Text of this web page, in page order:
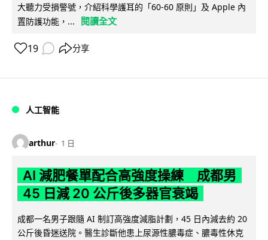
大聽力受損警號，介紹科學護耳的「60-60 原則」及 Apple 內
置防護功能，...
閱讀全文
19 分享
人工智能
arthur 1 日
AI 減肥餐單配合高強度操練 成都男
45 日減 20 公斤後多器官衰竭
成都一名男子跟隨 AI 制訂高強度減脂計劃，45 日內減去約 20
公斤後昏迷送院。醫生診斷他患上尿源性膿毒症、膿毒性休克